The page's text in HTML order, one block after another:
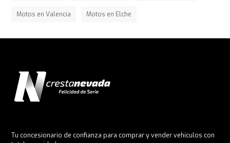
Motos en Valencia Motos en Elche
Tu concesionario de confianza para comprar y vender vehículos con